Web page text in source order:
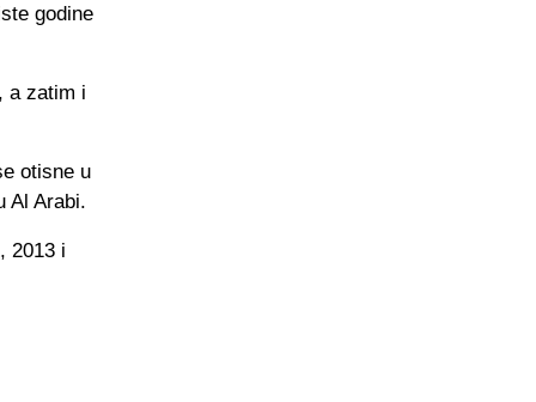
godine
a zatim i
otisne u
Al Arabi.
2013 i